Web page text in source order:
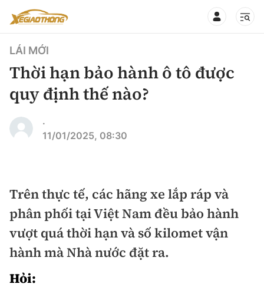
360° xe
Hạ tầng phương tiện
Góc nhìn
Tâm điểm
Xe du lịch
Xe chuyên dụng
Xe máy
Đánh giá xe
Đánh giá xe mới
So sánh
Xếp hạng xe
Lái mới
Bảo hiểm xe
LÁI MỚI
Thời hạn bảo hành ô tô được
quy định thế nào?
.
11/01/2025, 08:30
Trên thực tế, các hãng xe lắp ráp và
phân phối tại Việt Nam đều bảo hành
vượt quá thời hạn và số kilomet vận
hành mà Nhà nước đặt ra.
Hỏi: